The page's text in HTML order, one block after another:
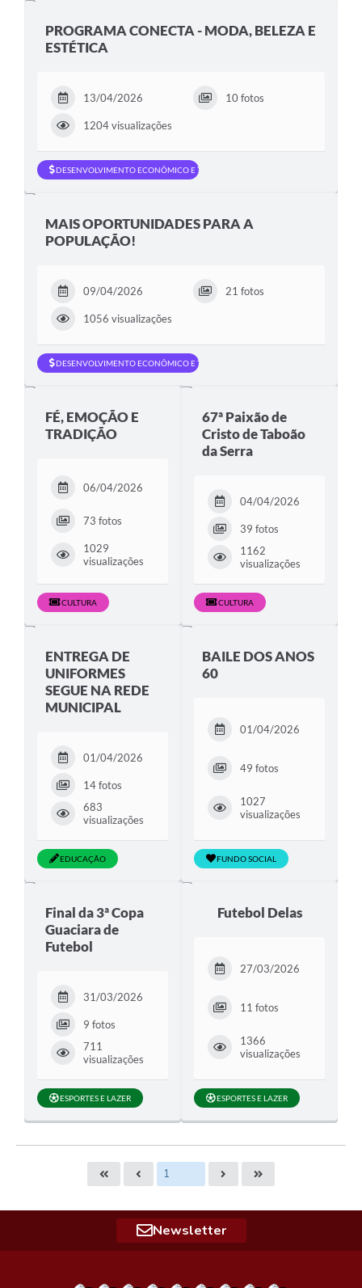
PROGRAMA CONECTA - MODA, BELEZA E
ESTÉTICA
13/04/2026 10 fotos
1204 visualizações
DESENVOLVIMENTO ECONÔMICO E TRABALHO
MAIS OPORTUNIDADES PARA A
POPULAÇÃO!
09/04/2026 21 fotos
1056 visualizações
DESENVOLVIMENTO ECONÔMICO E TRABALHO
FÉ, EMOÇÃO E
TRADIÇÃO
06/04/2026
73 fotos
1029
visualizações
CULTURA
67ª Paixão de
Cristo de Taboão
da Serra
04/04/2026
39 fotos
1162
visualizações
CULTURA
ENTREGA DE
UNIFORMES
SEGUE NA REDE
MUNICIPAL
01/04/2026
14 fotos
683
visualizações
EDUCAÇÃO
BAILE DOS ANOS
60
01/04/2026
49 fotos
1027
visualizações
FUNDO SOCIAL
Final da 3ª Copa
Guaciara de
Futebol
31/03/2026
9 fotos
711
visualizações
ESPORTES E LAZER
Futebol Delas
27/03/2026
11 fotos
1366
visualizações
ESPORTES E LAZER
Newsletter